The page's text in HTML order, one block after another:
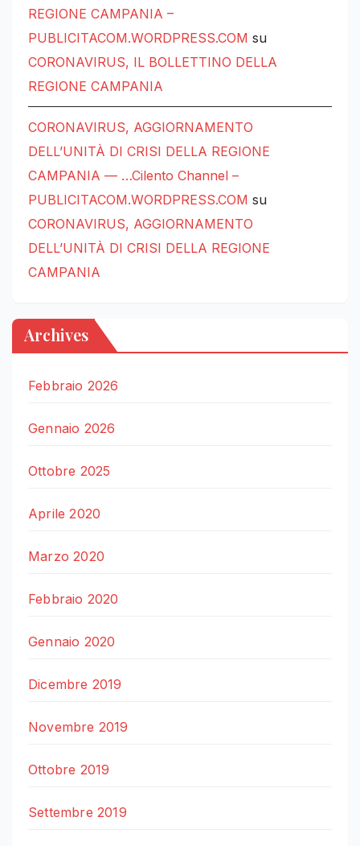
REGIONE CAMPANIA –
PUBLICITACOM.WORDPRESS.COM su
CORONAVIRUS, IL BOLLETTINO DELLA
REGIONE CAMPANIA
CORONAVIRUS, AGGIORNAMENTO
DELL’UNITÀ DI CRISI DELLA REGIONE
CAMPANIA — …Cilento Channel –
PUBLICITACOM.WORDPRESS.COM su
CORONAVIRUS, AGGIORNAMENTO
DELL’UNITÀ DI CRISI DELLA REGIONE
CAMPANIA
Archives
Febbraio 2026
Gennaio 2026
Ottobre 2025
Aprile 2020
Marzo 2020
Febbraio 2020
Gennaio 2020
Dicembre 2019
Novembre 2019
Ottobre 2019
Settembre 2019